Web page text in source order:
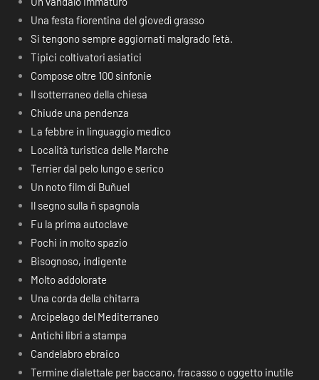
Una festa fiorentina del giovedì grasso
Si tengono sempre aggiornati malgrado l’età.
Tipici coltivatori asiatici
Compose oltre 100 sinfonie
Il sotterraneo della chiesa
Chiude una pendenza
La febbre in linguaggio medico
Località turistica delle Marche
Terrier dal pelo lungo e serico
Un noto film di Buñuel
Il segno sulla ñ spagnola
Fu la prima autoclave
Pochi in molto spazio
Bisognoso, indigente
Molto addolorate
Una corda della chitarra
Arcipelago del Mediterraneo
Antichi libri a stampa
Candelabro ebraico
Termine dialettale per baccano, fracasso o oggetto inutile